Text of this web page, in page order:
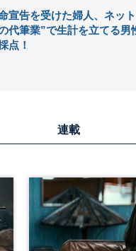
宣告を受けた婦人、ネッ
代筆業”で生計を立てる
点！
連載